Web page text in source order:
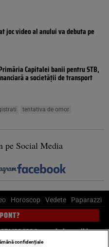
joc video al anului va debuta pe
Capitalei banii pentru STB,
a societății de transport
tentativa de omor
pe Social Media
Horoscop Vedete Paparazzi
sau trimite mail la
confidențiale